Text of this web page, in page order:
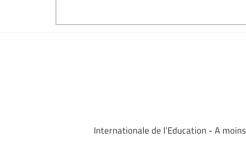
Internationale de l’Education - A